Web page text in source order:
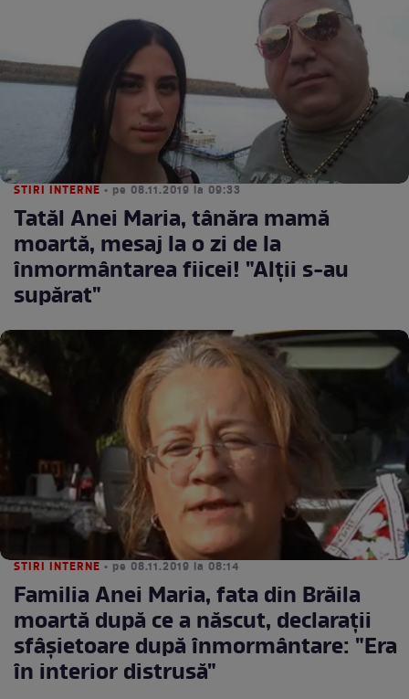
STIRI INTERNE • pe 08.11.2019 la 09:33
Tatăl Anei Maria, tânăra mamă
moartă, mesaj la o zi de la
înmormântarea fiicei! "Alții s-au
supărat"
STIRI INTERNE • pe 08.11.2019 la 08:14
Familia Anei Maria, fata din Brăila
moartă după ce a născut, declarații
sfâșietoare după înmormântare: "Era
în interior distrusă"